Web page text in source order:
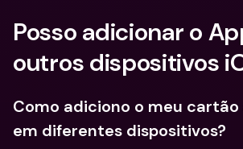
Posso adicionar o
outros dispositivos
Como adiciono o meu cartão
em diferentes dispositivos?